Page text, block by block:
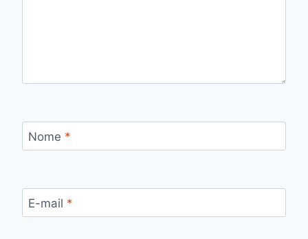
Nome *
E-mail *